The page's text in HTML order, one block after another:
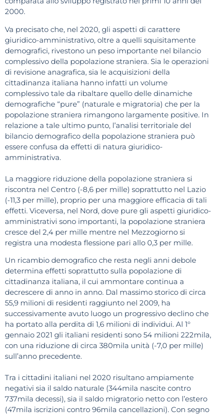
2000.
Va precisato che, nel 2020, gli aspetti di carattere
giuridico-amministrativo, oltre a quelli squisitamente
demografici, rivestono un peso importante nel bilancio
complessivo della popolazione straniera. Sia le operazioni
di revisione anagrafica, sia le acquisizioni della
cittadinanza italiana hanno infatti un volume
complessivo tale da ribaltare quello delle dinamiche
demografiche “pure” (naturale e migratoria) che per la
popolazione straniera rimangono largamente positive. In
relazione a tale ultimo punto, l’analisi territoriale del
bilancio demografico della popolazione straniera può
essere confusa da effetti di natura giuridico-
amministrativa.
La maggiore riduzione della popolazione straniera si
riscontra nel Centro (-8,6 per mille) soprattutto nel Lazio
(-11,3 per mille), proprio per una maggiore efficacia di tali
effetti. Viceversa, nel Nord, dove pure gli aspetti giuridico-
amministrativi sono importanti, la popolazione straniera
cresce del 2,4 per mille mentre nel Mezzogiorno si
registra una modesta flessione pari allo 0,3 per mille.
Un ricambio demografico che resta negli anni debole
determina effetti soprattutto sulla popolazione di
cittadinanza italiana, il cui ammontare continua a
decrescere di anno in anno. Dal massimo storico di circa
55,9 milioni di residenti raggiunto nel 2009, ha
successivamente avuto luogo un progressivo declino che
ha portato alla perdita di 1,6 milioni di individui. Al 1°
gennaio 2021 gli italiani residenti sono 54 milioni 222mila,
con una riduzione di circa 380mila unità (-7,0 per mille)
sull’anno precedente.
Tra i cittadini italiani nel 2020 risultano ampiamente
negativi sia il saldo naturale (344mila nascite contro
737mila decessi), sia il saldo migratorio netto con l’estero
(47mila iscrizioni contro 96mila cancellazioni). Con segno